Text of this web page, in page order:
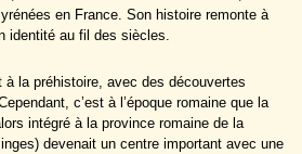
en France. Son histoire remonte à
identité au fil des siècles.
à la préhistoire, avec des découvertes
c’est à l’époque romaine que la
intégré à la province romaine de la
devenait un centre important avec une